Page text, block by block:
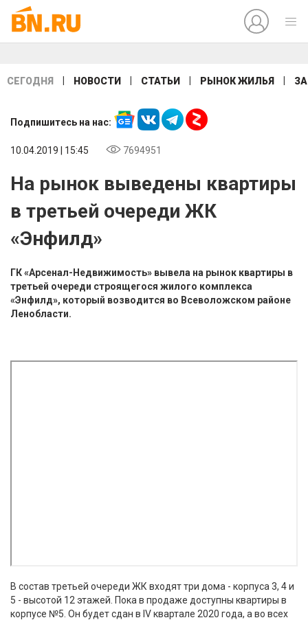
СЕГОДНЯ НОВОСТИ СТАТЬИ РЫНОК ЖИЛЬЯ
Подпишитесь на нас:
10.04.2019 | 15:45 7694951
На рынок выведены квартиры
в третьей очереди ЖК
«Энфилд»
ГК «Арсенал-Недвижимость» вывела на рынок квартиры в
третьей очереди строящегося жилого комплекса
«Энфилд», который возводится во Всеволожском районе
Ленобласти.
В состав третьей очереди ЖК входят три дома - корпуса 3, 4 и
5 - высотой 12 этажей. Пока в продаже доступны квартиры в
корпусе №5. Он будет сдан в IV квартале 2020 года, а во всех